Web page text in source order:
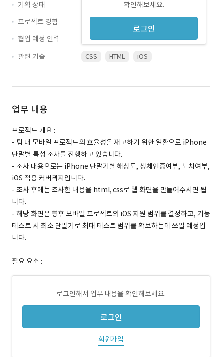
확인해보세요.
로그인
기획 상태
프로젝트 경험
협업 예정 인력
관련 기술
CSS HTML iOS
업무 내용
프로젝트 개요 :
- 팀 내 모바일 프로젝트의 효율성을 재고하기 위한 일환으로 iPhone
단말별 특성 조사를 진행하고 있습니다.
- 조사 내용으로는 iPhone 단말기별 해상도, 생체인증여부, 노치여부,
iOS 적용 커버리지입니다.
- 조사 후에는 조사한 내용을 html, css로 웹 화면을 만들어주시면 됩
니다.
- 해당 화면은 향후 모바일 프로젝트의 iOS 지원 범위를 결정하고, 기능
테스트 시 최소 단말기로 최대 테스트 범위를 확보하는데 쓰일 예정입
니다.
필요 요소 :
로그인해서 업무 내용을 확인해보세요.
로그인
회원가입